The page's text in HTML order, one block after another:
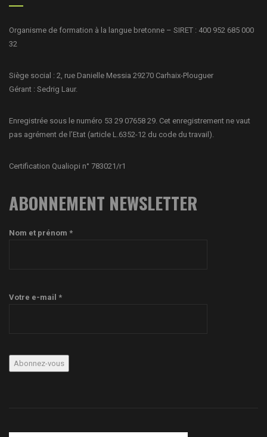
Organisme de formation à la langue bretonne – SIRET : 400 952 685 000
32
Siège social : 2, rue Danielle Messia 29270 Carhaix-Plouguer
Gérant : Sedrig Laur.
Enregistrée sous le numéro 53 29 07658 29. Cet enregistrement ne vaut
pas agrément de l’Etat (article L.6352-12 du code du travail).
Certification Qualiopi n° 783021/r1
ABONNEMENT NEWSLETTER
Nom et prénom *
Votre e-mail *